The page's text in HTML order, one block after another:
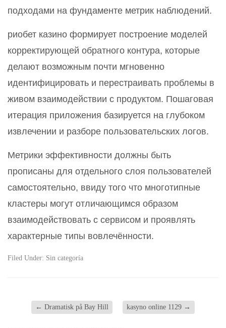
подходами на фундаменте метрик наблюдений.
риобет казино формирует построение моделей
корректирующей обратного контура, которые
делают возможным почти мгновенно
идентифицировать и перестраивать проблемы в
живом взаимодействии с продуктом. Пошаговая
итерация приложения базируется на глубоком
извлечении и разборе пользовательских логов.
Метрики эффективности должны быть
прописаны для отдельного слоя пользователей
самостоятельно, ввиду того что многотипные
кластеры могут отличающимся образом
взаимодействовать с сервисом и проявлять
характерные типы вовлечённости.
Filed Under: Sin categoría
← Dramatisk på Bay Hill kasyno online 1129 →